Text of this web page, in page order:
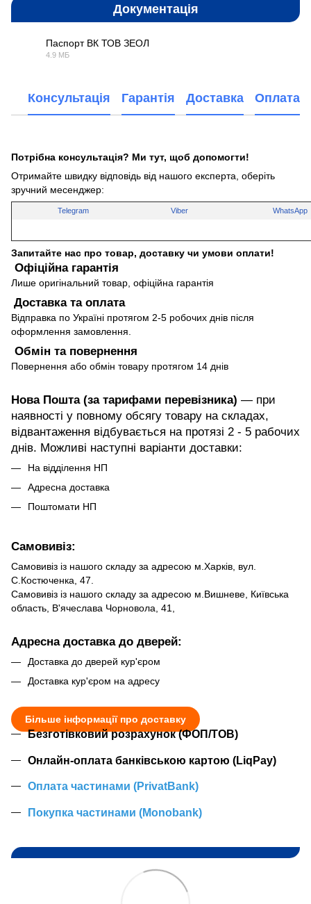
Документація
Паспорт ВК ТОВ ЗЕОЛ
4.9 МБ
Консультація Гарантія Доставка Оплата
Потрібна консультація? Ми тут, щоб допомогти!
Отримайте швидку відповідь від нашого експерта, оберіть
зручний месенджер:
Telegram Viber WhatsApp
Запитайте нас про товар, доставку чи умови оплати!
Офіційна гарантія
Лише оригінальний товар, офіційна гарантія
Доставка та оплата
Відправка по Україні протягом 2-5 робочих днів після
оформлення замовлення.
Обмін та повернення
Повернення або обмін товару протягом 14 днів
Нова Пошта (за тарифами перевізника) — при
наявності у повному обсягу товару на складах,
відвантаження відбувається на протязі 2 - 5 рабочих
днів. Можливі наступні варіанти доставки:
На відділення НП
Адресна доставка
Поштомати НП
Самовивіз:
Самовивіз із нашого складу за адресою м.Харків, вул.
С.Костюченка, 47.
Самовивіз із нашого складу за адресою м.Вишневе, Київська
область, В'ячеслава Чорновола, 41,
Адресна доставка до дверей:
Доставка до дверей кур'єром
Доставка кур'єром на адресу
Більше інформації про доставку
Безготівковий розрахунок (ФОП/ТОВ)
Онлайн-оплата банківською картою (LiqPay)
Оплата частинами (PrivatBank)
Покупка частинами (Monobank)